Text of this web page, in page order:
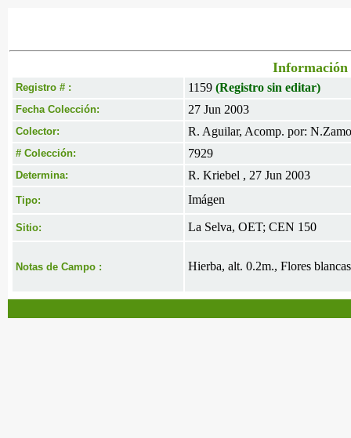
Información
Registro # : 1159 (Registro sin editar)
Fecha Colección: 27 Jun 2003
Colector: R. Aguilar, Acomp. por:
# Colección: 7929
Determina: R. Kriebel , 27 Jun 2003
Tipo: Imágen
Sitio: La Selva, OET; CEN 150
Notas de Campo : Hierba, alt. 0.2m., Flores